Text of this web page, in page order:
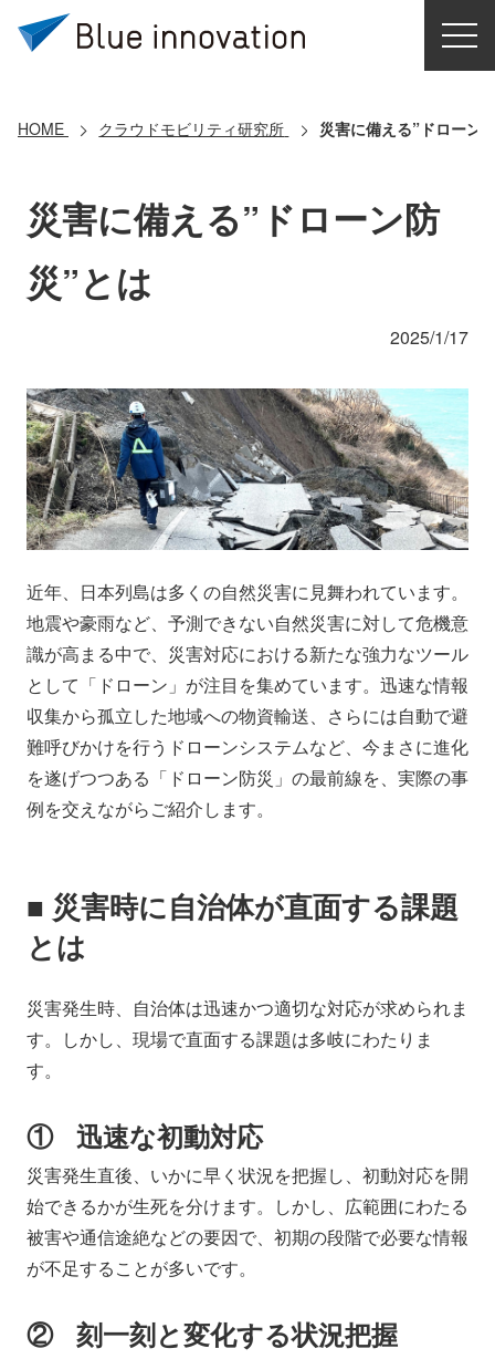
導入事例
お問い合わせ
会社情報 ニュース
採用情報 資料ダウンロード
IR情報 English
HOME クラウドモビリティ研究所 災害に備える”ドローン
災害に備える”ドローン防
災”とは
2025/1/17
近年、日本列島は多くの自然災害に見舞われています。
地震や豪雨など、予測できない自然災害に対して危機意
識が高まる中で、災害対応における新たな強力なツール
として「ドローン」が注目を集めています。迅速な情報
収集から孤立した地域への物資輸送、さらには自動で避
難呼びかけを行うドローンシステムなど、今まさに進化
を遂げつつある「ドローン防災」の最前線を、実際の事
例を交えながらご紹介します。
■ 災害時に自治体が直面する課題
とは
災害発生時、自治体は迅速かつ適切な対応が求められま
す。しかし、現場で直面する課題は多岐にわたりま
す。
① 迅速な初動対応
災害発生直後、いかに早く状況を把握し、初動対応を開
始できるかが生死を分けます。しかし、広範囲にわたる
被害や通信途絶などの要因で、初期の段階で必要な情報
が不足することが多いです。
② 刻一刻と変化する状況把握